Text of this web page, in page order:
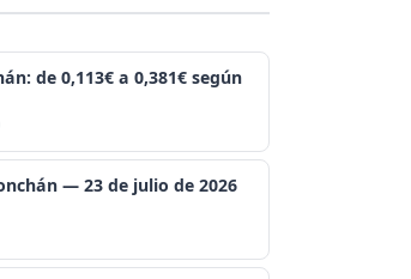
de 0,113€ a 0,381€ según
— 23 de julio de 2026